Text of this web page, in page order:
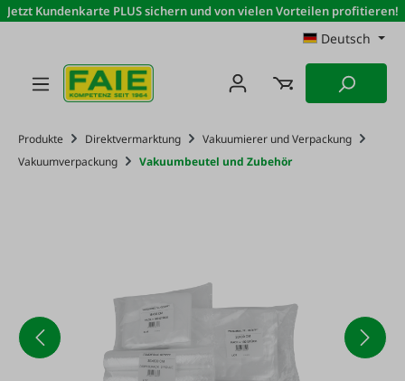
Zum Hauptinhalt springen
Jetzt Kundenkarte PLUS sichern und von vielen Vorteilen profitieren!
Deutsch
Produkte Direktvermarktung
Vakuumierer und Verpackung
Vakuumverpackung
Vakuumbeutel und Zubehör